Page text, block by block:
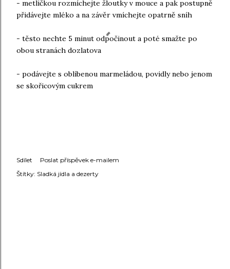
- metličkou rozmíchejte žloutky v mouce a pak postupně
přidávejte mléko a na závěr vmíchejte opatrně sníh
- těsto nechte 5 minut odpočinout a poté smažte po
obou stranách dozlatova
- podávejte s oblíbenou marmeládou, povidly nebo jenom
se skořicovým cukrem
Sdílet
Poslat příspěvek e-mailem
Štítky: Sladká jídla a dezerty